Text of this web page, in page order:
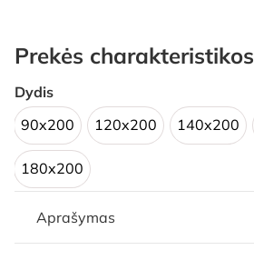
Prekės charakteristikos
Dydis
90x200
120x200 140x200
180x200
Aprašymas